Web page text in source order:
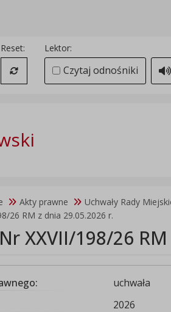
literami
i margines między paragrafami
Reset:
Przywróć ustawienia domyślne
Lektor:
Czytaj odnośniki
Akty prawne
Uchwały Rady
26 RM z dnia 29.05.2026 r.
XXVII/198/26
uchwała
2026